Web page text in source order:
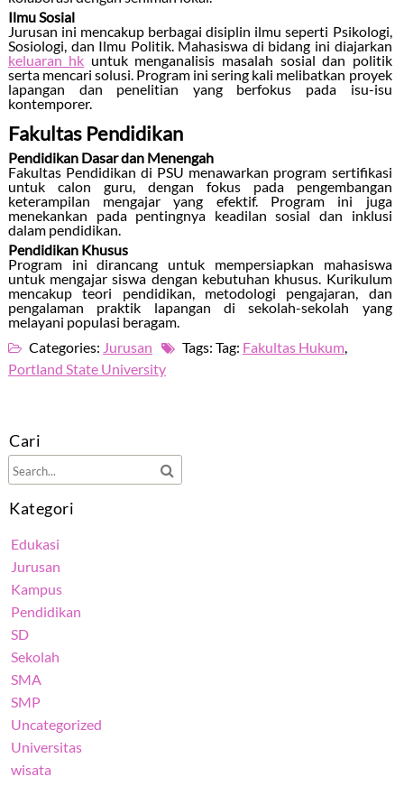
Ilmu Sosial
Jurusan ini mencakup berbagai disiplin ilmu seperti Psikologi,
Sosiologi, dan Ilmu Politik. Mahasiswa di bidang ini diajarkan
keluaran hk untuk menganalisis masalah sosial dan politik
serta mencari solusi. Program ini sering kali melibatkan proyek
lapangan dan penelitian yang berfokus pada isu-isu
kontemporer.
Fakultas Pendidikan
Pendidikan Dasar dan Menengah
Fakultas Pendidikan di PSU menawarkan program sertifikasi
untuk calon guru, dengan fokus pada pengembangan
keterampilan mengajar yang efektif. Program ini juga
menekankan pada pentingnya keadilan sosial dan inklusi
dalam pendidikan.
Pendidikan Khusus
Program ini dirancang untuk mempersiapkan mahasiswa
untuk mengajar siswa dengan kebutuhan khusus. Kurikulum
mencakup teori pendidikan, metodologi pengajaran, dan
pengalaman praktik lapangan di sekolah-sekolah yang
melayani populasi beragam.
Categories: Jurusan Tags: Tag: Fakultas Hukum,
Portland State University
Cari
Kategori
Edukasi
Jurusan
Kampus
Pendidikan
SD
Sekolah
SMA
SMP
Uncategorized
Universitas
wisata